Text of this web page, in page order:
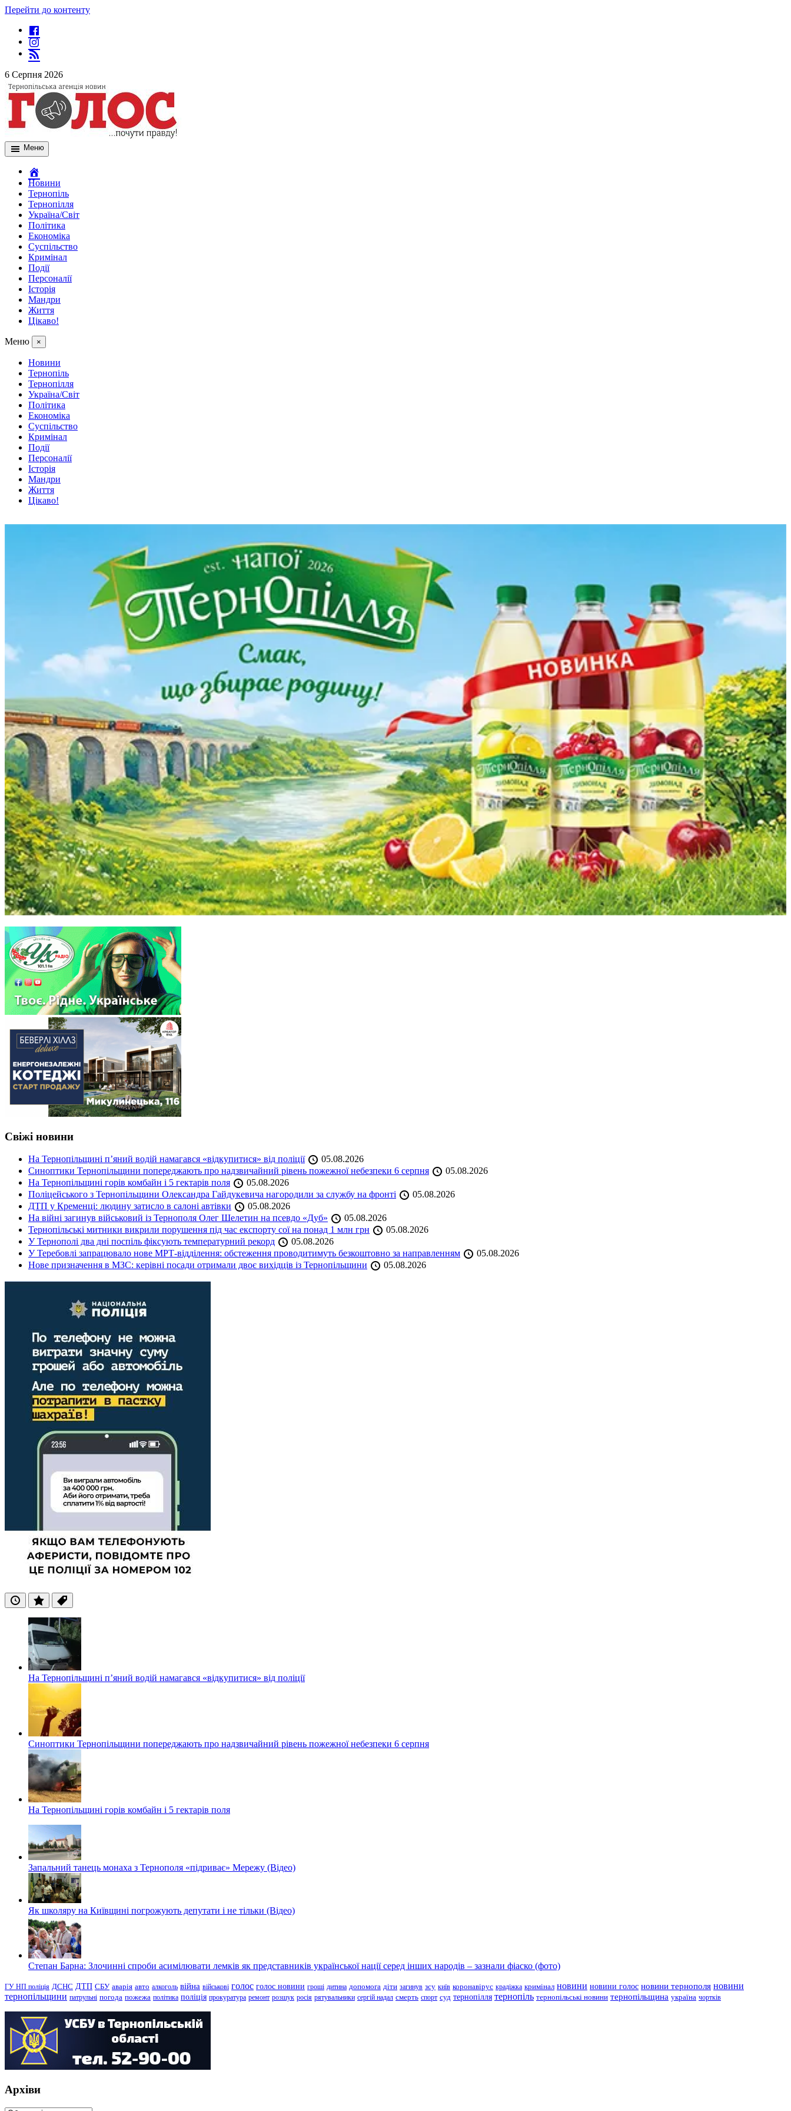
Перейти до контенту
6 Серпня 2026
Меню
Новини
Тернопіль
Тернопілля
Україна/Світ
Політика
Економіка
Суспільство
Кримінал
Події
Персоналії
Історія
Мандри
Життя
Цікаво!
Меню ×
Новини
Тернопіль
Тернопілля
Україна/Світ
Політика
Економіка
Суспільство
Кримінал
Події
Персоналії
Історія
Мандри
Життя
Цікаво!
Свіжі новини
На Тернопільщині п’яний водій намагався «відкупитися» від поліції
05.08.2026
Синоптики Тернопільщини попереджають про надзвичайний рівень пожежної небезпеки 6 серпня
05.08.2026
На Тернопільщині горів комбайн і 5 гектарів поля
05.08.2026
Поліцейського з Тернопільщини Олександра Гайдукевича нагородили за службу на фронті
05.08.2026
ДТП у Кременці: людину затисло в салоні автівки
05.08.2026
На війні загинув військовий із Тернополя Олег Шелетин на псевдо «Дуб»
05.08.2026
Тернопільські митники викрили порушення під час експорту сої на понад 1 млн грн
05.08.2026
У Тернополі два дні поспіль фіксують температурний рекорд
05.08.2026
У Теребовлі запрацювало нове МРТ-відділення: обстеження проводитимуть безкоштовно за направленням
05.08.2026
Нове призначення в МЗС: керівні посади отримали двоє вихідців із Тернопільщини
05.08.2026
ОстанніПопулярні
Теги
На Тернопільщині п’яний водій намагався «відкупитися» від поліції
Синоптики Тернопільщини попереджають про надзвичайний рівень пожежної небезпеки 6 серпня
На Тернопільщині горів комбайн і 5 гектарів поля
Запальний танець монаха з Тернополя «підриває» Мережу (Відео)
Як школяру на Київщині погрожують депутати і не тільки (Відео)
Степан Барна: Злочинні спроби асимілювати лемків як представників української нації серед інших народів – зазнали фіаско (фото)
ГУ НП поліція ДСНС ДТП СБУ аварія авто алкоголь війна військові голос голос новини гроші дитина допомога діти загинув зсу київ коронавірус крадіжка кримінал новини новини голос новини тернополя новини
тернопільщини патрульні погода пожежа політика поліція прокуратура ремонт розшук росія рятувальники сергій надал смерть спорт суд тернопілля тернопіль тернопільські новини тернопільщина україна чортків
Архіви